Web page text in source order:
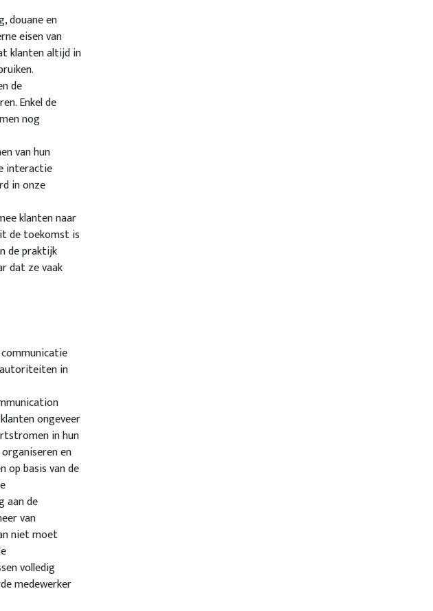
douane en
eisen van
klanten altijd in
de
Enkel de
nog
van hun
interactie
in onze
klanten naar
de toekomst is
de praktijk
dat ze vaak
autoriteiten in
ongeveer
in hun
en
op basis van de
aan de
van
niet moet
volledig
medewerker